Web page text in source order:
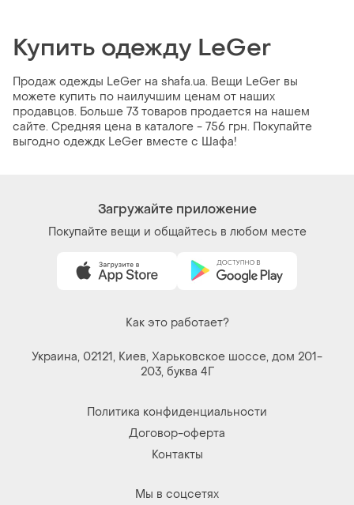
Купить одежду LeGer
Продаж одежды LeGer на shafa.ua. Вещи LeGer вы
можете купить по наилучшим ценам от наших
продавцов. Больше 73 товаров продается на нашем
сайте. Средняя цена в каталоге - 756 грн. Покупайте
выгодно одеждк LeGer вместе с Шафа!
Загружайте приложение
Покупайте вещи и общайтесь в любом месте
Как это работает?
Украина, 02121, Киев, Харьковское шоссе, дом 201-
203, буква 4Г
Политика конфиденциальности
Договор-оферта
Контакты
Мы в соцсетях